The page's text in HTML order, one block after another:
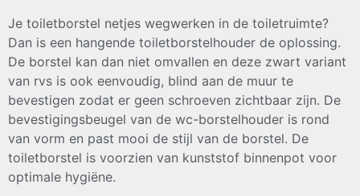
Je toiletborstel netjes wegwerken in de toiletruimte?
Dan is een hangende toiletborstelhouder de oplossing.
De borstel kan dan niet omvallen en deze zwart variant
van rvs is ook eenvoudig, blind aan de muur te
bevestigen zodat er geen schroeven zichtbaar zijn. De
bevestigingsbeugel van de wc-borstelhouder is rond
van vorm en past mooi de stijl van de borstel. De
toiletborstel is voorzien van kunststof binnenpot voor
optimale hygiëne.